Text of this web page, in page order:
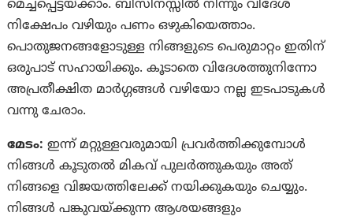
മെച്ചപ്പെട്ടയ്‌ക്കാം. ബിസിനസ്സിൽ നിന്നും വിദേശ
നിക്ഷേപം വഴിയും പണം ഒഴുകിയെത്താം.
പൊതുജനങ്ങളോടുള്ള നിങ്ങളുടെ പെരുമാറ്റം ഇതിന്
ഒരുപാട് സഹായിക്കും. കൂടാതെ വിദേശത്തുനിന്നോ
അപ്രതീക്ഷിത മാർഗ്ഗങ്ങൾ വഴിയോ നല്ല ഇടപാടുകൾ
വന്നു ചേരാം.
മേടം: ഇന്ന് മറ്റുള്ളവരുമായി പ്രവര്‍ത്തിക്കുമ്പോള്‍
നിങ്ങള്‍ കൂടുതല്‍ മികവ് പുലര്‍ത്തുകയും അത്
നിങ്ങളെ വിജയത്തിലേക്ക് നയിക്കുകയും ചെയ്യും.
നിങ്ങള്‍ പങ്കുവയ്ക്കുന്ന ആശയങ്ങളും